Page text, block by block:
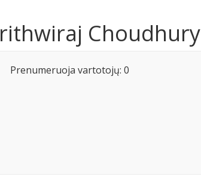
Choudhury
Prenumeruoja vartotojų: 0